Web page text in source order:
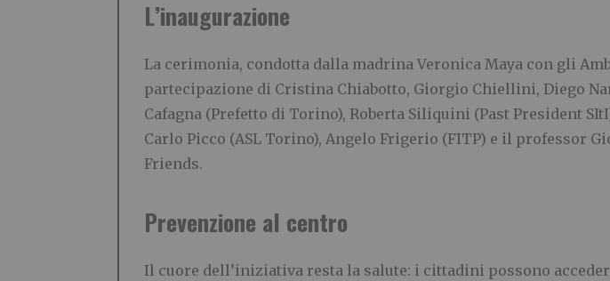
L’inaugurazione
La cerimonia, condotta dalla madrina Veronica Maya con gli
partecipazione di Cristina Chiabotto, Giorgio Chiellini, Diego
Cafagna (Prefetto di Torino), Roberta Siliquini (Past President
Carlo Picco (ASL Torino), Angelo Frigerio (FITP) e il professor
Friends.
Prevenzione al centro
Il cuore dell’iniziativa resta la salute: i cittadini possono